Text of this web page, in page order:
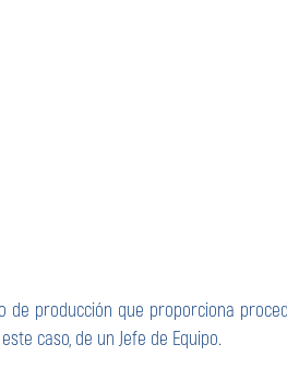
de producción que proporciona
caso, de un Jefe de Equipo.